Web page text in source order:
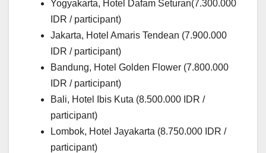
Yogyakarta, Hotel Dafam Seturan(7.300.000
IDR / participant)
Jakarta, Hotel Amaris Tendean (7.900.000
IDR / participant)
Bandung, Hotel Golden Flower (7.800.000
IDR / participant)
Bali, Hotel Ibis Kuta (8.500.000 IDR /
participant)
Lombok, Hotel Jayakarta (8.750.000 IDR /
participant)